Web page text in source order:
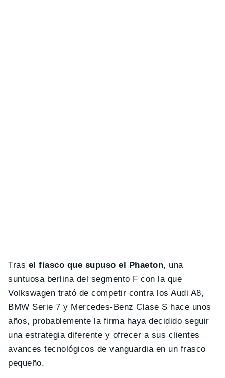
Tras el fiasco que supuso el Phaeton, una
suntuosa berlina del segmento F con la que
Volkswagen trató de competir contra los Audi A8,
BMW Serie 7 y Mercedes-Benz Clase S hace unos
años, probablemente la firma haya decidido seguir
una estrategia diferente y ofrecer a sus clientes
avances tecnológicos de vanguardia en un frasco
pequeño.